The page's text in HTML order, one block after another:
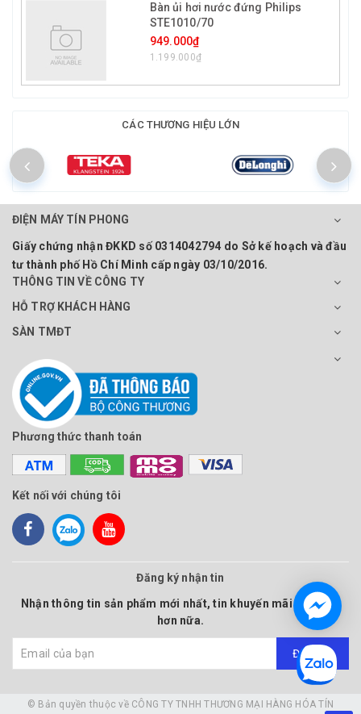
Bàn ủi hơi nước đứng Philips
STE1010/70
949.000₫
1.199.000₫
CÁC THƯƠNG HIỆU LỚN
ĐIỆN MÁY TÍN PHONG
Giấy chứng nhận ĐKKD số 0314042794 do Sở kế hoạch và đầu
tư thành phố Hồ Chí Minh cấp ngày 03/10/2016.
THÔNG TIN VỀ CÔNG TY
HỖ TRỢ KHÁCH HÀNG
SÀN TMĐT
Phương thức thanh toán
Kết nối với chúng tôi
Đăng ký nhận tin
Nhận thông tin sản phẩm mới nhất, tin khuyến mãi và nhiều
hơn nữa.
Đăng ký
© Bản quyền thuộc về CÔNG TY TNHH THƯƠNG MẠI HÀNG HÓA TÍN